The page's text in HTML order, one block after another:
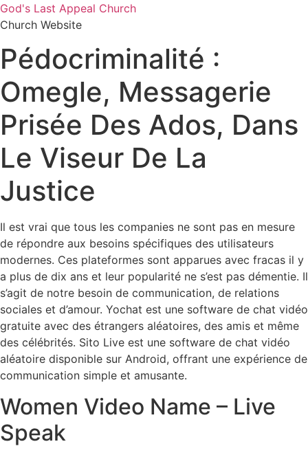
Skip
to
God's Last Appeal Church
Church Website
Pédocriminalité :
Omegle, Messagerie
Prisée Des Ados, Dans
Le Viseur De La
Justice
Il est vrai que tous les companies ne sont pas en mesure
de répondre aux besoins spécifiques des utilisateurs
modernes. Ces plateformes sont apparues avec fracas il y
a plus de dix ans et leur popularité ne s’est pas démentie. Il
s’agit de notre besoin de communication, de relations
sociales et d’amour. Yochat est une software de chat vidéo
gratuite avec des étrangers aléatoires, des amis et même
des célébrités. Sito Live est une software de chat vidéo
aléatoire disponible sur Android, offrant une expérience de
communication simple et amusante.
Women Video Name – Live
Speak